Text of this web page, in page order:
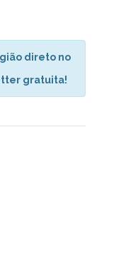
direto no
gratuita!